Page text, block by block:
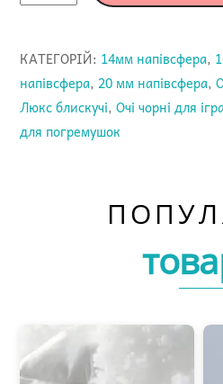
кількість
КАТЕГОРІЙ: 14мм напівсфера,
напівсфера,20 мм напівсфера,
Люкс блискучі,Очі чорні для
для погремушок